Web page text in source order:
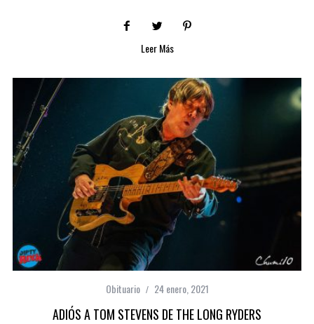
Leer Más
Obituario 24 enero, 2021
ADIÓS A TOM STEVENS DE THE LONG RYDERS